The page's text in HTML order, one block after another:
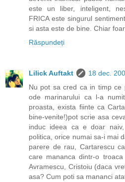
este un liber, inteligent,
FRICA este singurul
si asta este de bine. Chiar
Răspundeți
Lilick Auftakt
18 dec.
Nu pot sa cred ca in timp ce
ode marinarului ca l-a
proasta, exista fiinte ca
bine-venite!)pot scrie asa
induc ideea ca e doar
politica, orice numai sa-i mai
parere de rau, Cartarescu
care mananca dintr-o troaca
Avramescu, Cristoiu (daca
asa? Cum poti sa mananci